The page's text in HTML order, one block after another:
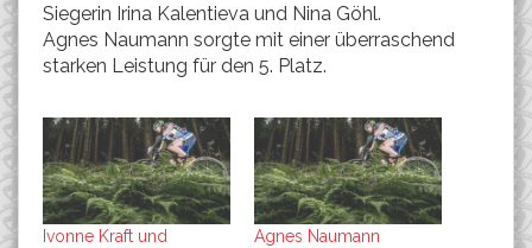
Siegerin Irina Kalentieva und Nina Göhl.
Agnes Naumann sorgte mit einer überraschend
starken Leistung für den 5. Platz.
Ivonne Kraft und
Agnes Naumann